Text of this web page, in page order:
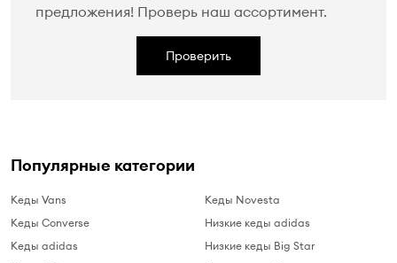
предложения! Проверь наш ассортимент.
Проверить
Популярные категории
Кеды Vans
Кеды Converse
Кеды adidas
Кеды Novesta
Низкие кеды adidas
Низкие кеды Big Star